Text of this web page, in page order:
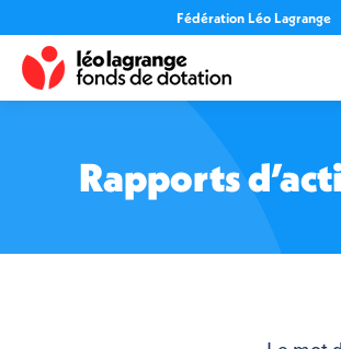
Fédération Léo Lagrange
Rapports
Vous êtes